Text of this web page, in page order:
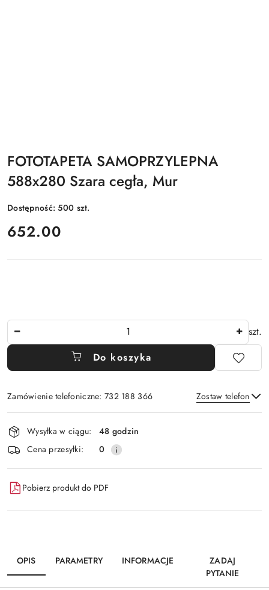
FOTOTAPETA SAMOPRZYLEPNA
588x280 Szara cegła, Mur
Dostępność:500 szt.
cena:
652.00
szt.
Do koszyka
Zamówienie telefoniczne: 732 188 366 Zostaw telefon
Wyślij
Dostępność
i
dostawa
Wysyłka w ciągu:
48 godzin
Cena przesyłki:
0
Pobierz produkt do PDF
OPIS PARAMETRY INFORMACJE
ZADAJ
PYTANIE